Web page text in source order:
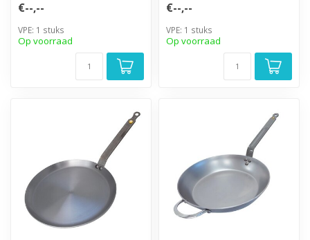
€--,--
VPE: 1 stuks
Op voorraad
€--,--
VPE: 1 stuks
Op voorraad